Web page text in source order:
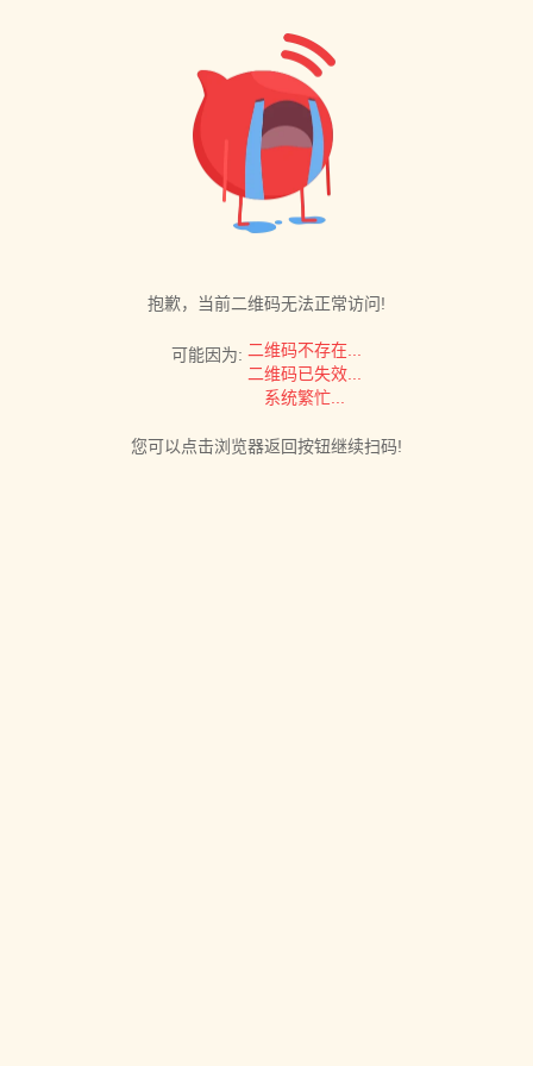
抱歉，当前二维码无法正常访问!
可能因为: 二维码不存在...
二维码已失效...
系统繁忙...
您可以点击浏览器返回按钮继续扫码!